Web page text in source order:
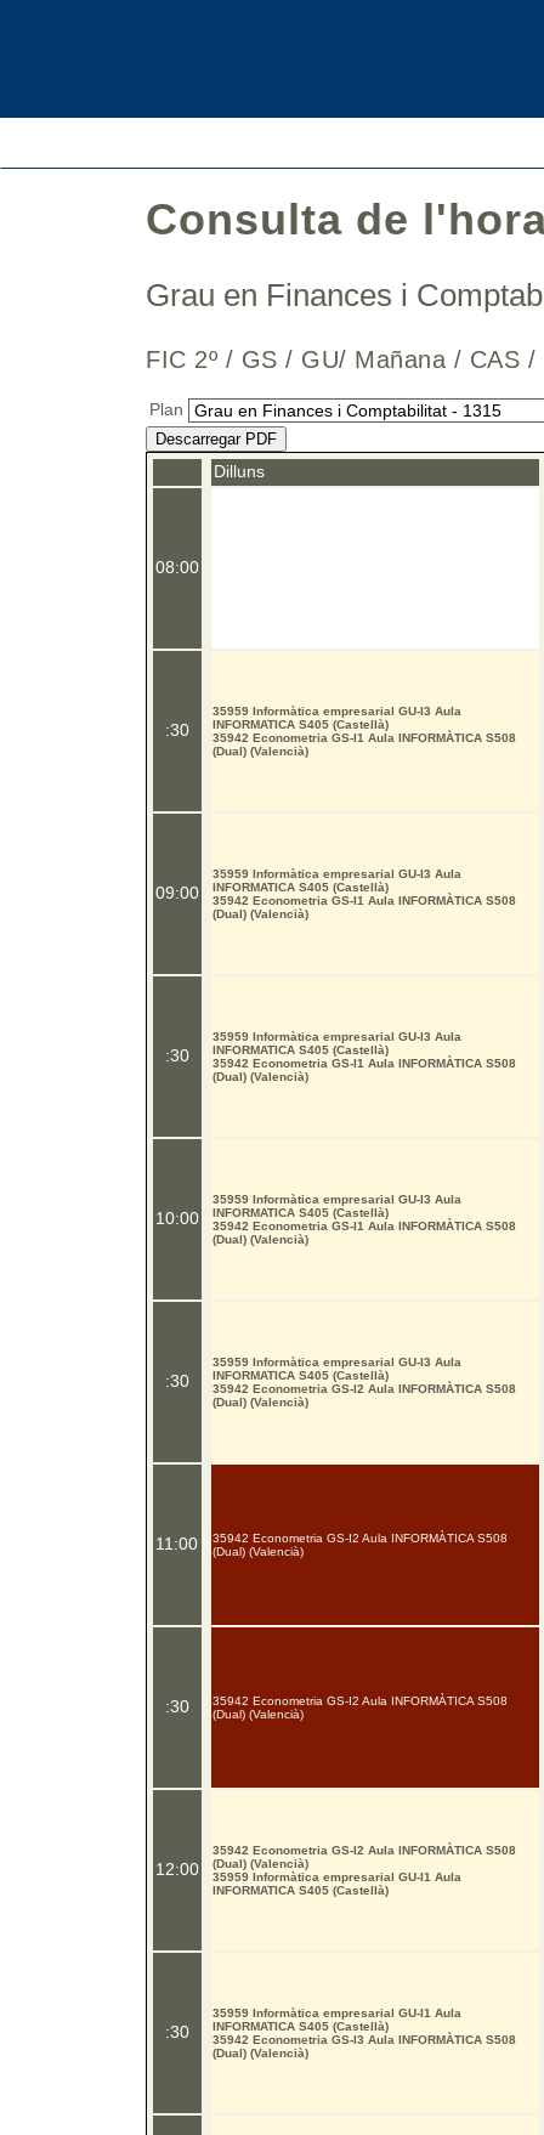
Consulta de
Grau en Finances i
FIC 2º / GS / GU/ Mañana /
Plan
Descarregar PDF
08:00
:30
09:00
:30
10:00
:30
11:00
:30
12:00
:30
Dilluns
35959 Informàtica empresarial GU-I3 Aula
INFORMATICA S405 (Castellà)
35942 Econometria GS-I1 Aula INFORMÀTICA S508
(Dual) (Valencià)
35959 Informàtica empresarial GU-I3 Aula
INFORMATICA S405 (Castellà)
35942 Econometria GS-I1 Aula INFORMÀTICA S508
(Dual) (Valencià)
35959 Informàtica empresarial GU-I3 Aula
INFORMATICA S405 (Castellà)
35942 Econometria GS-I1 Aula INFORMÀTICA S508
(Dual) (Valencià)
35959 Informàtica empresarial GU-I3 Aula
INFORMATICA S405 (Castellà)
35942 Econometria GS-I1 Aula INFORMÀTICA S508
(Dual) (Valencià)
35959 Informàtica empresarial GU-I3 Aula
INFORMATICA S405 (Castellà)
35942 Econometria GS-I2 Aula INFORMÀTICA S508
(Dual) (Valencià)
35942 Econometria GS-I2 Aula INFORMÀTICA S508
(Dual) (Valencià)
35942 Econometria GS-I2 Aula INFORMÀTICA S508
(Dual) (Valencià)
35942 Econometria GS-I2 Aula INFORMÀTICA S508
(Dual) (Valencià)
35959 Informàtica empresarial GU-I1 Aula
INFORMATICA S405 (Castellà)
35959 Informàtica empresarial GU-I1 Aula
INFORMATICA S405 (Castellà)
35942 Econometria GS-I3 Aula INFORMÀTICA S508
(Dual) (Valencià)